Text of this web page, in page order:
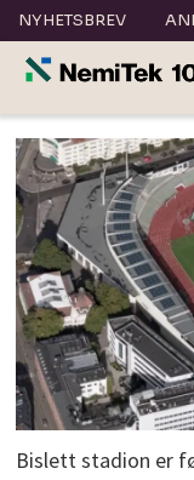
NYHETSBREV
Bislett stadion er